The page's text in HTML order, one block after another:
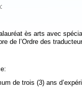
ès arts avec
de l’Ordre des
de trois (3) ans